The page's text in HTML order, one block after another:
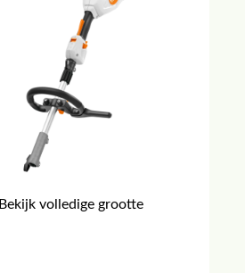
Bekijk volledige grootte